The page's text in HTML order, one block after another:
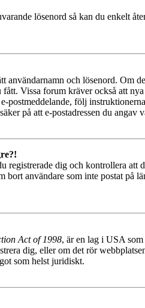
lösenord så kan du enkelt
användarnamn och lösenord. Om
Vissa forum kräver också att
postmeddelande, följ
på att e-postadressen du angav
registrerade dig och kontrollera
bort användare som inte postat på
Act of 1998, är en lag i USA
dig, eller om det rör
som helst juridiskt.